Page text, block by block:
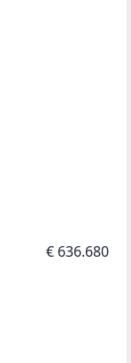
€ 636.680